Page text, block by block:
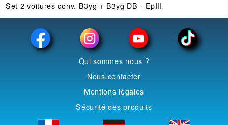
Set 2 voitures conv. B3yg + B3yg DB - EpIII
Qui sommes nous ?
Nous contacter
Mentions légales
Sécurité des produits